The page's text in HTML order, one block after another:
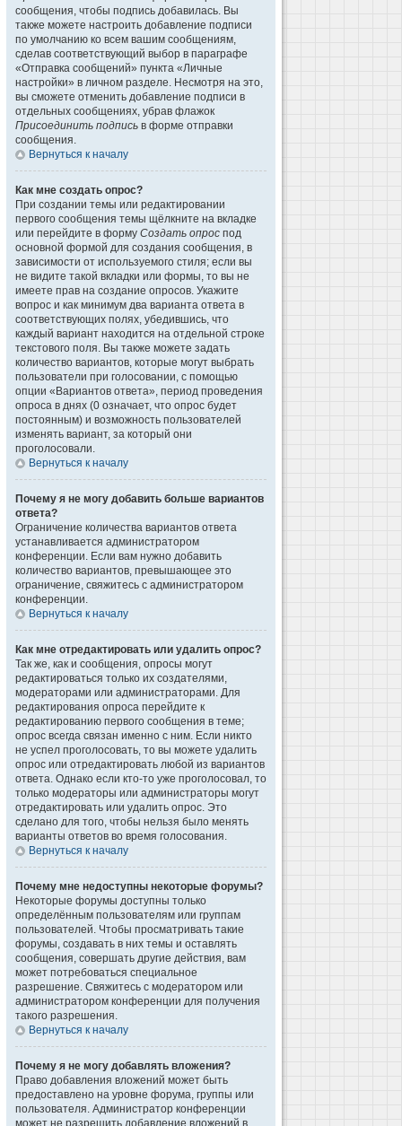
сообщения, чтобы подпись добавилась. Вы
также можете настроить добавление подписи
по умолчанию ко всем вашим сообщениям,
сделав соответствующий выбор в параграфе
«Отправка сообщений» пункта «Личные
настройки» в личном разделе. Несмотря на это,
вы сможете отменить добавление подписи в
отдельных сообщениях, убрав флажок
Присоединить подпись в форме отправки
сообщения.
Вернуться к началу
Как мне создать опрос?
При создании темы или редактировании
первого сообщения темы щёлкните на вкладке
или перейдите в форму Создать опрос под
основной формой для создания сообщения, в
зависимости от используемого стиля; если вы
не видите такой вкладки или формы, то вы не
имеете прав на создание опросов. Укажите
вопрос и как минимум два варианта ответа в
соответствующих полях, убедившись, что
каждый вариант находится на отдельной строке
текстового поля. Вы также можете задать
количество вариантов, которые могут выбрать
пользователи при голосовании, с помощью
опции «Вариантов ответа», период проведения
опроса в днях (0 означает, что опрос будет
постоянным) и возможность пользователей
изменять вариант, за который они
проголосовали.
Вернуться к началу
Почему я не могу добавить больше вариантов
ответа?
Ограничение количества вариантов ответа
устанавливается администратором
конференции. Если вам нужно добавить
количество вариантов, превышающее это
ограничение, свяжитесь с администратором
конференции.
Вернуться к началу
Как мне отредактировать или удалить опрос?
Так же, как и сообщения, опросы могут
редактироваться только их создателями,
модераторами или администраторами. Для
редактирования опроса перейдите к
редактированию первого сообщения в теме;
опрос всегда связан именно с ним. Если никто
не успел проголосовать, то вы можете удалить
опрос или отредактировать любой из вариантов
ответа. Однако если кто-то уже проголосовал, то
только модераторы или администраторы могут
отредактировать или удалить опрос. Это
сделано для того, чтобы нельзя было менять
варианты ответов во время голосования.
Вернуться к началу
Почему мне недоступны некоторые форумы?
Некоторые форумы доступны только
определённым пользователям или группам
пользователей. Чтобы просматривать такие
форумы, создавать в них темы и оставлять
сообщения, совершать другие действия, вам
может потребоваться специальное
разрешение. Свяжитесь с модератором или
администратором конференции для получения
такого разрешения.
Вернуться к началу
Почему я не могу добавлять вложения?
Право добавления вложений может быть
предоставлено на уровне форума, группы или
пользователя. Администратор конференции
может не разрешить добавление вложений в